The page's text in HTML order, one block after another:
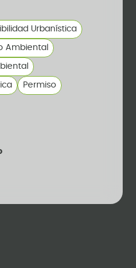
Urbanística
Ambiental
Permiso